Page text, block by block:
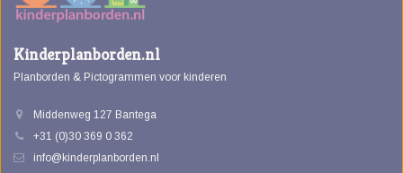
Kinderplanborden.nl
Planborden & Pictogrammen voor kinderen
Middenweg 127 Bantega
+31 (0)30 369 0 362
info@kinderplanborden.nl